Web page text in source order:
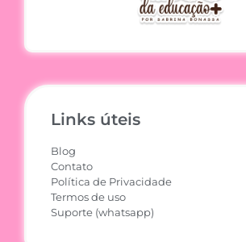
Links úteis
Blog
Contato
Política de Privacidade
Termos de uso
Suporte (whatsapp)